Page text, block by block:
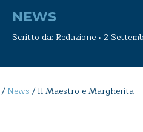
NEWS
Scritto da: Redazione • 2
/News/Il Maestro e Margherita